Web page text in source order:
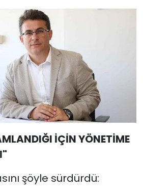
İÇİN YÖNETİME
şöyle sürdürdü: